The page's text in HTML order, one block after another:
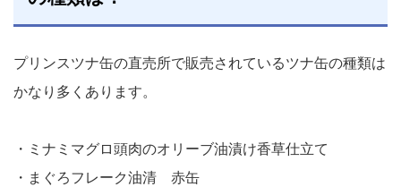
プリンスツナ缶の直売所で販売されているツナ缶の種類は
かなり多くあります。
・ミナミマグロ頭肉のオリーブ油漬け香草仕立て
・まぐろフレーク油清 赤缶